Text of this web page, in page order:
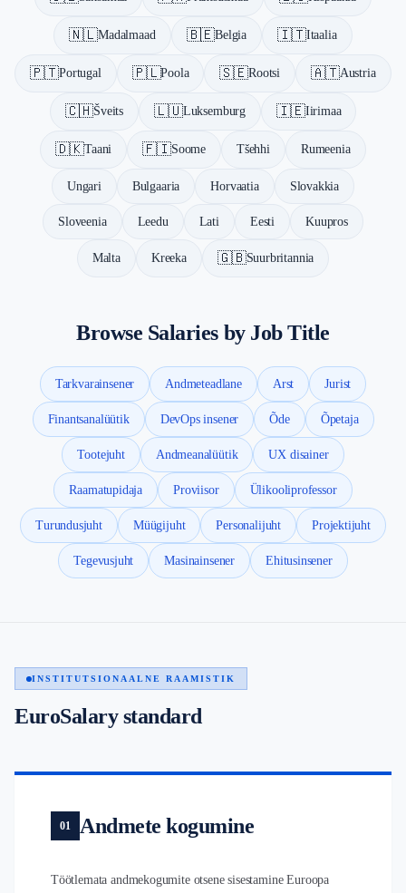
Madalmaad — €56K average salary
Poola — €28K average salary
Hispaania — €36K average salary
Šveits — €100K average salary
Belgia — €50K average salary
Austria — €55K average salary
🇳🇱Madalmaad 🇧🇪Belgia 🇮🇹Itaalia
🇵🇹Portugal 🇵🇱Poola 🇸🇪Rootsi 🇦🇹Austria
🇨🇭Šveits 🇱🇺Luksemburg 🇮🇪Iirimaa
🇩🇰Taani 🇫🇮Soome Tšehhi Rumeenia
Ungari Bulgaaria Horvaatia Slovakkia
Sloveenia Leedu Lati Eesti Kuupros
Malta Kreeka 🇬🇧Suurbritannia
Browse Salaries by Job Title
Tarkvarainsener Andmeteadlane Arst Jurist
Finantsanalüütik DevOps insener Õde Õpetaja
Tootejuht Andmeanalüütik UX disainer
Raamatupidaja Proviisor Ülikooliprofessor
Turundusjuht Müügijuht Personalijuht Projektijuht
Tegevusjuht Masinainsener Ehitusinsener
INSTITUTSIONAALNE RAAMISTIK
EuroSalary standard
01 Andmete kogumine
Töötlemata andmekogumite otsene sisestamine Euroopa